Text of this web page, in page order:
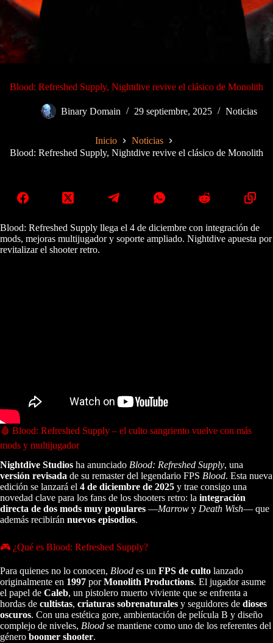
Blood: Refreshed Supply, Nightdive revive el clásico de Monolith
Binary Domain 29 septiembre, 2025 Noticias
Inicio
Noticias
Blood: Refreshed Supply, Nightdive revive el clásico de Monolith
Blood: Refreshed Supply llega el 4 de diciembre con integración de
mods, mejoras multijugador y soporte ampliado. Nightdive apuesta por
revitalizar el shooter retro.
🩸 Blood: Refreshed Supply – el culto sangriento vuelve con más
mods y multijugador
Nightdive Studios ha anunciado Blood: Refreshed Supply, una
versión revisada de su remaster del legendario FPS Blood. Esta nueva
edición se lanzará el 4 de diciembre de 2025 y trae consigo una
novedad clave para los fans de los shooters retro: la integración
directa de dos mods muy populares —Marrow y Death Wish— que
además recibirán nuevos episodios.
🎮 ¿Qué es Blood: Refreshed Supply?
Para quienes no lo conocen, Blood es un FPS de culto lanzado
originalmente en 1997 porMonolith Productions. El jugador asume
el papel de Caleb, un pistolero muerto viviente que se enfrenta a
hordas de cultistas, criaturas sobrenaturales y seguidores de dioses
oscuros. Con una estética gore, ambientación de película B y diseño
complejo de niveles, Blood se mantiene como uno de los referentes del
género boomer shooter.